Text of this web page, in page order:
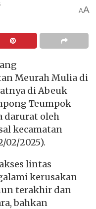
AA
Meurah Mulia di
di Abeuk
Teumpok
darurat oleh
kecamatan
02/2025).
lintas
kerusakan
terakhir dan
bahkan